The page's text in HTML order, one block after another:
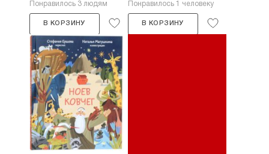
Понравилось 3 людям
В КОРЗИНУ
Понравилось 1 человеку
В КОРЗИНУ